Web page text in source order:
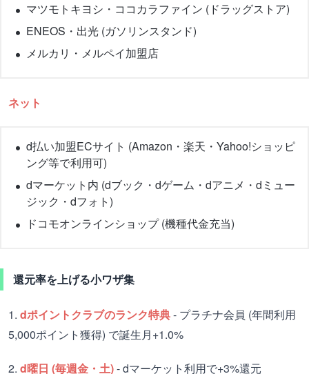
マツモトキヨシ・ココカラファイン (ドラッグストア)
ENEOS・出光 (ガソリンスタンド)
メルカリ・メルペイ加盟店
ネット
d払い加盟ECサイト (Amazon・楽天・Yahoo!ショッピ
ング等で利用可)
dマーケット内 (dブック・dゲーム・dアニメ・dミュー
ジック・dフォト)
ドコモオンラインショップ (機種代金充当)
還元率を上げる小ワザ集
1. dポイントクラブのランク特典- プラチナ会員 (年間利用
5,000ポイント獲得) で誕生月+1.0%
2. d曜日 (毎週金・土)- dマーケット利用で+3%還元